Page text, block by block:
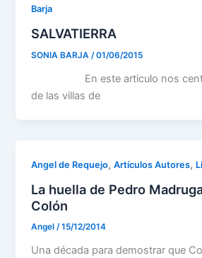
Barja
SALVATIERRA
SONIA BARJA/01/06/2015
En este articulo nos
de las villas de
Angel de Requejo,Artículos Autores,
La huella de Pedro
Colón
Angel/15/12/2014
Una década para demostrar que